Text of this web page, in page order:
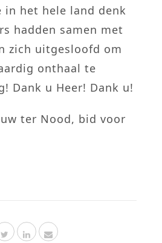
in het hele land denk
hadden samen met
zich uitgesloofd om
onthaal te
Dank u Heer! Dank u!
ter Nood, bid voor